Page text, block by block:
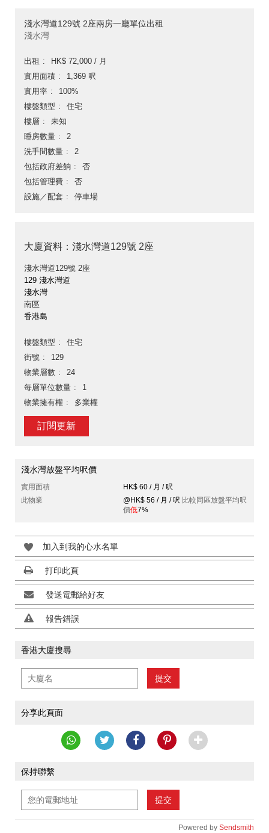
淺水灣道129號 2座兩房一廳單位出租
淺水灣
出租
HK$ 72,000 / 月
實用面積
1,369 呎
實用率
100%
樓盤類型
住宅
樓層
未知
睡房數量
2
洗手間數量
2
包括政府差餉
否
包括管理費
否
設施／配套
停車場
大廈資料：淺水灣道129號 2座
淺水灣道129號 2座
129 淺水灣道
淺水灣
南區
香港島
樓盤類型
住宅
街號
129
物業層數
24
每層單位數量
1
物業擁有權
多業權
訂閱更新
淺水灣放盤平均呎價
實用面積
HK$ 60 / 月 / 呎
此物業
@HK$ 56 / 月 / 呎 比較同區放盤平均呎
價低7%
加入到我的心水名單
打印此頁
發送電郵給好友
報告錯誤
香港大廈搜尋
提交
分享此頁面
保持聯繫
提交
Powered by Sendsmith